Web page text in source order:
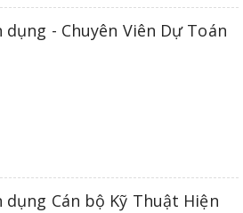
dụng - Chuyên Viên Dự Toán
dụng Cán bộ Kỹ Thuật Hiện